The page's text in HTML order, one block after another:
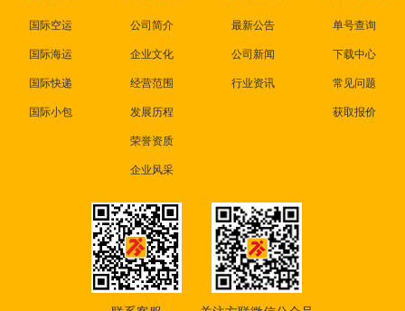
国际空运
国际海运
国际快递
国际小包
公司简介
企业文化
经营范围
发展历程
荣誉资质
企业风采
最新公告
公司新闻
行业资讯
单号查询
下载中心
常见问题
获取报价